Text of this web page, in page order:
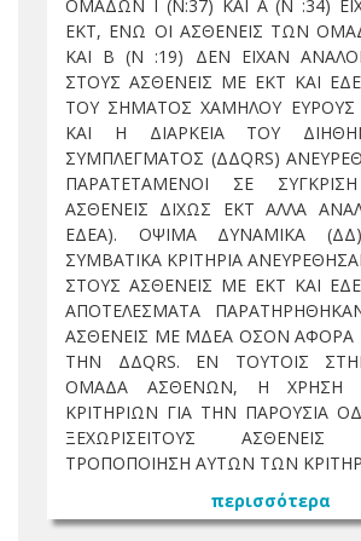
ΟΜΑΔΩΝ Ι (N:37) ΚΑΙ Α (N :34)
ΕΚΤ, ΕΝΩ ΟΙ ΑΣΘΕΝΕΙΣ ΤΩΝ
ΚΑΙ B (N :19) ΔΕΝ ΕΙΧΑΝ
ΣΤΟΥΣ ΑΣΘΕΝΕΙΣ ΜΕ ΕΚΤ ΚΑΙ
ΤΟΥ ΣΗΜΑΤΟΣ ΧΑΜΗΛΟΥ ΕΥΡΟΥΣ
ΚΑΙ Η ΔΙΑΡΚΕΙΑ ΤΟΥ
ΣΥΜΠΛΕΓΜΑΤΟΣ (ΔΔQRS)
ΠΑΡΑΤΕΤΑΜΕΝΟΙ ΣΕ
ΑΣΘΕΝΕΙΣ ΔΙΧΩΣ ΕΚΤ ΑΛΛΑ
ΕΔΕΑ). ΟΨΙΜΑ ΔΥΝΑΜΙΚΑ
ΣΥΜΒΑΤΙΚΑ ΚΡΙΤΗΡΙΑ
ΣΤΟΥΣ ΑΣΘΕΝΕΙΣ ΜΕ ΕΚΤ ΚΑΙ
ΑΠΟΤΕΛΕΣΜΑΤΑ
ΑΣΘΕΝΕΙΣ ΜΕ ΜΔΕΑ ΟΣΟΝ ΑΦΟΡΑ
ΤΗΝ ΔΔQRS. ΕΝ ΤΟΥΤΟΙΣ
ΟΜΑΔΑ ΑΣΘΕΝΩΝ, Η ΧΡΗΣΗ
ΚΡΙΤΗΡΙΩΝ ΓΙΑ ΤΗΝ ΠΑΡΟΥΣΙΑ
ΞΕΧΩΡΙΣΕΙΤΟΥΣ
ΤΡΟΠΟΠΟΙΗΣΗ ΑΥΤΩΝ ΤΩΝ
περισσότερα